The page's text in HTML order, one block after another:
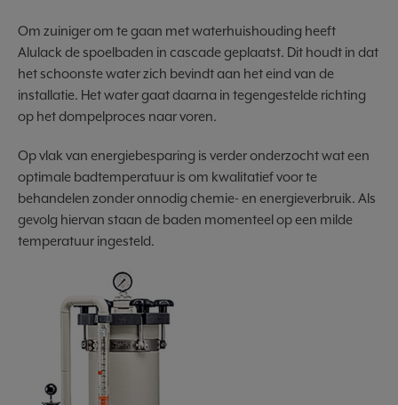
Om zuiniger om te gaan met waterhuishouding heeft
Alulack de spoelbaden in cascade geplaatst. Dit houdt in dat
het schoonste water zich bevindt aan het eind van de
installatie. Het water gaat daarna in tegengestelde richting
op het dompelproces naar voren.
Op vlak van energiebesparing is verder onderzocht wat een
optimale badtemperatuur is om kwalitatief voor te
behandelen zonder onnodig chemie- en energieverbruik. Als
gevolg hiervan staan de baden momenteel op een milde
temperatuur ingesteld.